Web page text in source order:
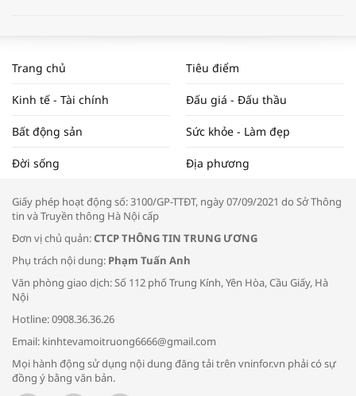
NAM NĂM 2024 VÀ NĂM 2025 | NHỊP
ĐẬP THỊ TRƯỜNG #62
Tọa đàm “Xúc tiến thương mại: Khơi
Bác sĩ tư vấn cách phòng tránh bệnh
đường hô hấp trong thời tiết giao mùa
Trang chủ Tiêu điểm
Kinh tế - Tài chính Đấu giá - Đấu thầu
Bất động sản Sức khỏe - Làm đẹp
Đời sống Địa phương
Giấy phép hoạt động số: 3100/GP-TTĐT, ngày 07/09/2021 do Sở Thông
tin và Truyền thông Hà Nội cấp
Đơn vị chủ quản:CTCP THÔNG TIN TRUNG ƯƠNG
Phụ trách nội dung: Phạm Tuấn Anh
Văn phòng giao dịch: Số 112 phố Trung Kính, Yên Hòa, Cầu Giấy, Hà
Nội
Hotline: 0908.36.36.26
Email: kinhtevamoitruong6666@gmail.com
Mọi hành động sử dụng nội dung đăng tải trên vninfor.vn phải có sự
đồng ý bằng văn bản.